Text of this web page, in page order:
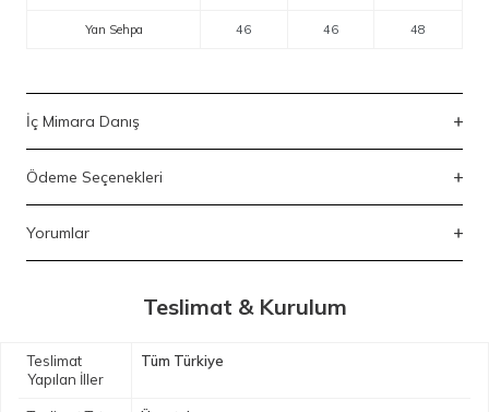
Yan Sehpa 46 46 48
İç Mimara Danış
Ödeme Seçenekleri
Yorumlar
Teslimat & Kurulum
Teslimat
Yapılan İller
Tüm Türkiye